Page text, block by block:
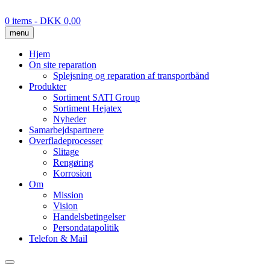
to
content
0 items - DKK 0,00
menu
Hjem
On site reparation
Splejsning og reparation af transportbånd
Produkter
Sortiment SATI Group
Sortiment Hejatex
Nyheder
Samarbejdspartnere
Overfladeprocesser
Slitage
Rengøring
Korrosion
Om
Mission
Vision
Handelsbetingelser
Persondatapolitik
Telefon & Mail